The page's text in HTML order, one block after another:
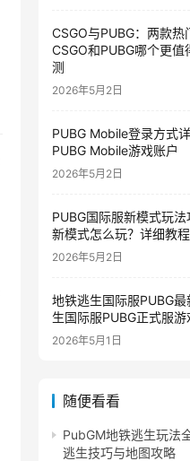
CSGO与PUBG：两款
CSGO和PUBG哪个更
测
2026年5月2日
PUBG Mobile登录方式
PUBG Mobile游戏账户
2026年5月2日
PUBG国际服新模式玩
新模式怎么玩？详细教
2026年5月2日
地铁逃生国际服PUBG
生国际服PUBG正式服
2026年5月1日
随便看看
PubGM地铁逃生玩法
逃生技巧与地图攻略